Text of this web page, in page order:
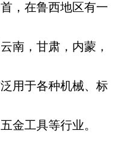
，在鲁西地区有一
南，甘肃，内蒙，
用于各种机械、标
金工具等行业。